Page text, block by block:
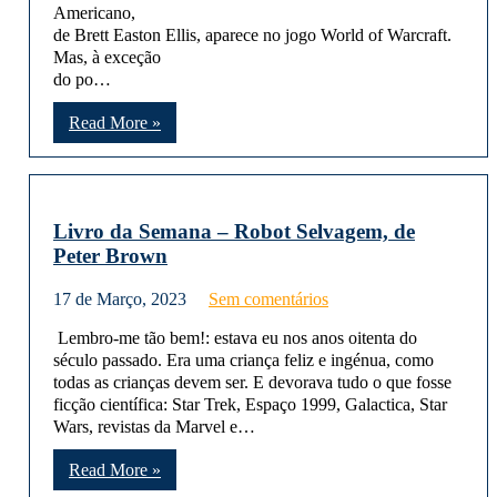
Americano,
de Brett Easton Ellis, aparece no jogo World of Warcraft.
Mas, à exceção
do po…
Read More »
Livro da Semana – Robot Selvagem, de
Peter Brown
17 de Março, 2023 Sem comentários
Lembro-me tão bem!: estava eu nos anos oitenta do
século passado. Era uma criança feliz e ingénua, como
todas as crianças devem ser. E devorava tudo o que fosse
ficção científica: Star Trek, Espaço 1999, Galactica, Star
Wars, revistas da Marvel e…
Read More »